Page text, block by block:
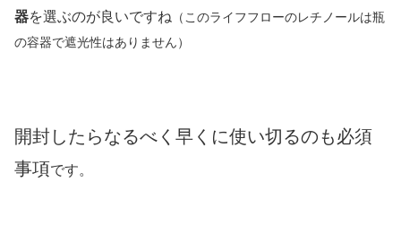
器を選ぶのが良いですね （このライフフローのレチノールは瓶
の容器で遮光性はありません）
開封したらなるべく早くに使い切るのも必須
事項です。